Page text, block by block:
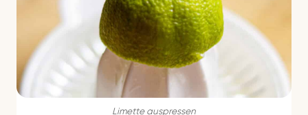
Limette auspressen